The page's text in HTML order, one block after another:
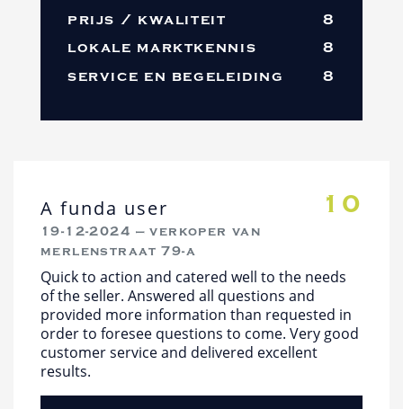
prijs / kwaliteit
8
lokale marktkennis
8
service en begeleiding
8
A funda user 10
19-12-2024 — verkoper van
merlenstraat 79-a
Quick to action and catered well to the needs
of the seller. Answered all questions and
provided more information than requested in
order to foresee questions to come. Very good
customer service and delivered excellent
results.